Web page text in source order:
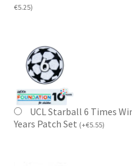
€5.25)
UCL Starball 6 Times
Years Patch Set (+€5.55)